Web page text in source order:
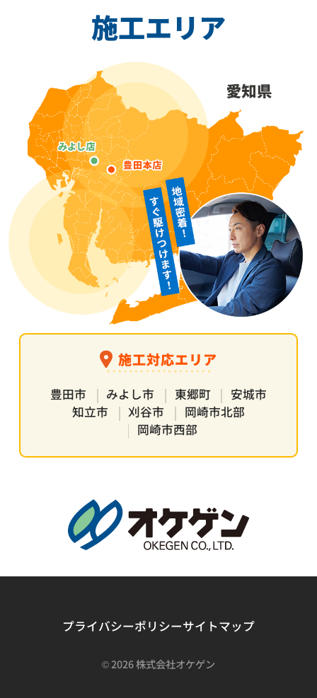
施工エリア
施工対応エリア
豊田市 みよし市 東郷町
安城市
知立市
刈谷市
岡崎市北部
岡崎市西部
プライバシーポリシーサイトマップ
©2026 株式会社オケゲン